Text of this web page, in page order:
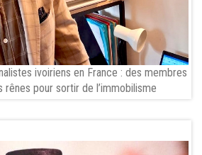
ivoiriens en France : des membres
rênes pour sortir de l’immobilisme